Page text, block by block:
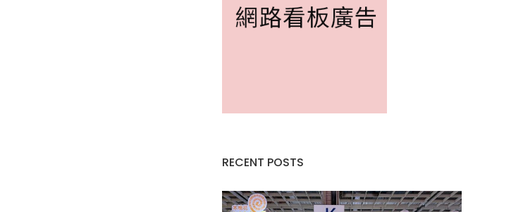
RECENT POSTS